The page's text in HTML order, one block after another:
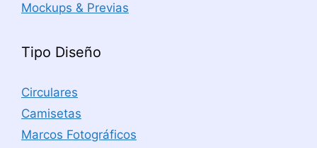
Mockups & Previas
Tipo Diseño
Circulares
Camisetas
Marcos Fotográficos